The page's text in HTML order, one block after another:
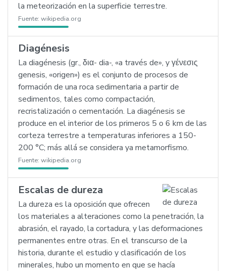
la meteorización en la superficie terrestre.
Fuente: wikipedia.org
Diagénesis
La diagénesis (gr., δια- dia-, «a través de», y γένεσις
genesis, «origen») es el conjunto de procesos de
formación de una roca sedimentaria a partir de
sedimentos, tales como compactación,
recristalización o cementación. La diagénesis se
produce en el interior de los primeros 5 o 6 km de las
corteza terrestre a temperaturas inferiores a 150-
200 °C; más allá se considera ya metamorfismo.
Fuente: wikipedia.org
Escalas de dureza
La dureza es la oposición que ofrecen
los materiales a alteraciones como la penetración, la
abrasión, el rayado, la cortadura, y las deformaciones
permanentes entre otras. En el transcurso de la
historia, durante el estudio y clasificación de los
minerales, hubo un momento en que se hacía